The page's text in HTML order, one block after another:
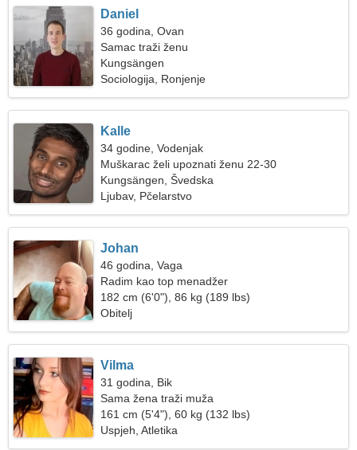
Daniel
36 godina, Ovan
Samac traži ženu
Kungsängen
Sociologija, Ronjenje
Kalle
34 godine, Vodenjak
Muškarac želi upoznati ženu 22-30
Kungsängen, Švedska
Ljubav, Pčelarstvo
Johan
46 godina, Vaga
Radim kao top menadžer
182 cm (6'0"), 86 kg (189 lbs)
Obitelj
Vilma
31 godina, Bik
Sama žena traži muža
161 cm (5'4"), 60 kg (132 lbs)
Uspjeh, Atletika